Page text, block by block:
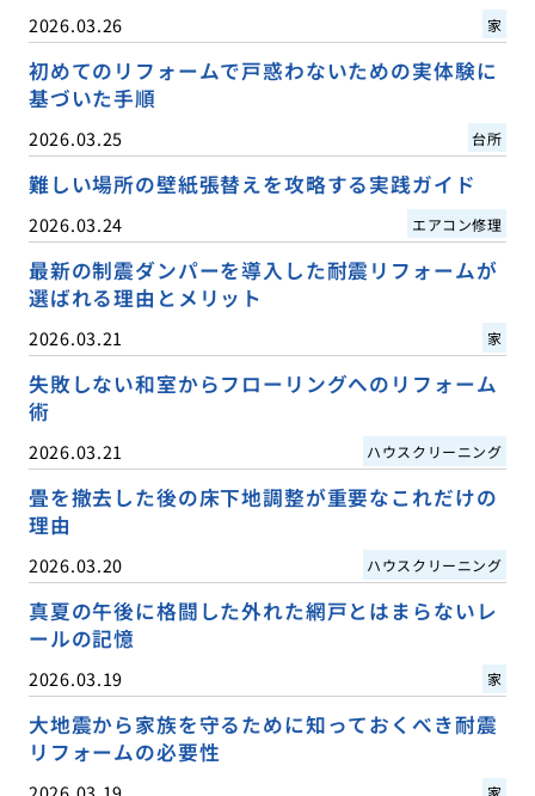
2026.03.26 家
初めてのリフォームで戸惑わないための実体験に
基づいた手順
2026.03.25 台所
難しい場所の壁紙張替えを攻略する実践ガイド
2026.03.24 エアコン修理
最新の制震ダンパーを導入した耐震リフォームが
選ばれる理由とメリット
2026.03.21 家
失敗しない和室からフローリングへのリフォーム
術
2026.03.21 ハウスクリーニング
畳を撤去した後の床下地調整が重要なこれだけの
理由
2026.03.20 ハウスクリーニング
真夏の午後に格闘した外れた網戸とはまらないレ
ールの記憶
2026.03.19 家
大地震から家族を守るために知っておくべき耐震
リフォームの必要性